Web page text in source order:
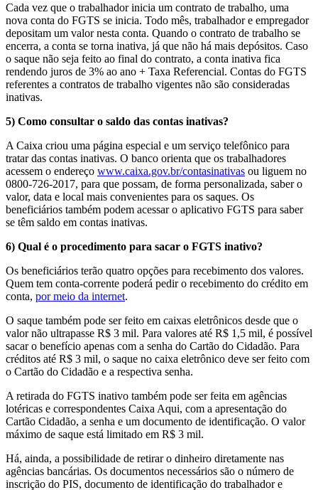
Cada vez que o trabalhador inicia um contrato de trabalho, uma
nova conta do FGTS se inicia. Todo mês, trabalhador e empregador
depositam um valor nesta conta. Quando o contrato de trabalho se
encerra, a conta se torna inativa, já que não há mais depósitos. Caso
o saque não seja feito ao final do contrato, a conta inativa fica
rendendo juros de 3% ao ano + Taxa Referencial. Contas do FGTS
referentes a contratos de trabalho vigentes não são consideradas
inativas.
5) Como consultar o saldo das contas inativas?
A Caixa criou uma página especial e um serviço telefônico para
tratar das contas inativas. O banco orienta que os trabalhadores
acessem o endereço www.caixa.gov.br/contasinativas ou liguem no
0800-726-2017, para que possam, de forma personalizada, saber o
valor, data e local mais convenientes para os saques. Os
beneficiários também podem acessar o aplicativo FGTS para saber
se têm saldo em contas inativas.
6) Qual é o procedimento para sacar o FGTS inativo?
Os beneficiários terão quatro opções para recebimento dos valores.
Quem tem conta-corrente poderá pedir o recebimento do crédito em
conta, por meio da internet.
O saque também pode ser feito em caixas eletrônicos desde que o
valor não ultrapasse R$ 3 mil. Para valores até R$ 1,5 mil, é possível
sacar o benefício apenas com a senha do Cartão do Cidadão. Para
créditos até R$ 3 mil, o saque no caixa eletrônico deve ser feito com
o Cartão do Cidadão e a respectiva senha.
A retirada do FGTS inativo também pode ser feita em agências
lotéricas e correspondentes Caixa Aqui, com a apresentação do
Cartão Cidadão, a senha e um documento de identificação. O valor
máximo de saque está limitado em R$ 3 mil.
Há, ainda, a possibilidade de retirar o dinheiro diretamente nas
agências bancárias. Os documentos necessários são o número de
inscrição do PIS, documento de identificação do trabalhador e